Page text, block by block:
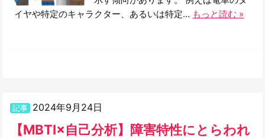
イヤや特定のキャラクター、あるいは特定… もっと読む »
記事 2024年9月24日
【MBTI×自己分析】障害特性にとらわれ